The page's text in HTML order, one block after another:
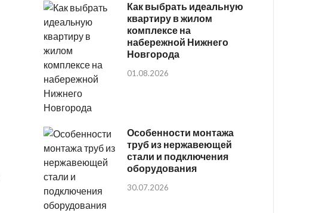
Как выбрать идеальную
квартиру в жилом
комплексе на
набережной Нижнего
Новгорода
01.08.2026
Особенности монтажа
труб из нержавеющей
стали и подключения
оборудования
30.07.2026